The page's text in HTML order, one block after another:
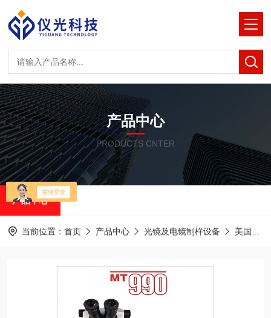
产品中心
PRODUCTS CNTER
产品中心
当前位置： 首页 产品中心 光镜及电镜制样设备 美国RMC半薄&超薄切片机